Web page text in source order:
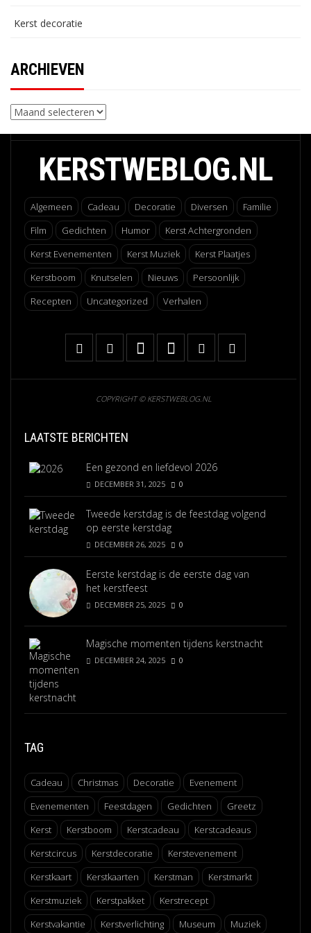
Kerst decoratie
ARCHIEVEN
Archieven
KERSTWEBLOG.NL
Algemeen Cadeau Decoratie Diversen
Familie
Film
Gedichten Humor
Kerst Achtergronden
Kerst Evenementen
Kerst Muziek
Kerst Plaatjes
Kerstboom
Knutselen Nieuws
Persoonlijk
Recepten
Uncategorized Verhalen
COPYRIGHT © KERSTWEBLOG.NL
LAATSTE BERICHTEN
Een gezond en liefdevol 2026
DECEMBER 31, 2025 0
Tweede kerstdag is de feestdag volgend
op eerste kerstdag
DECEMBER 26, 2025 0
Eerste kerstdag is de eerste dag van
het kerstfeest
DECEMBER 25, 2025 0
Magische momenten tijdens kerstnacht
DECEMBER 24, 2025 0
TAG
Cadeau Christmas Decoratie
Evenement
Evenementen
Feestdagen Gedichten
Greetz
Kerst
Kerstboom Kerstcadeau
Kerstcadeaus
Kerstcircus
Kerstdecoratie
Kerstevenement
Kerstkaart
Kerstkaarten Kerstman
Kerstmarkt
Kerstmuziek
Kerstpakket
Kerstrecept
Kerstvakantie
Kerstverlichting Museum Muziek